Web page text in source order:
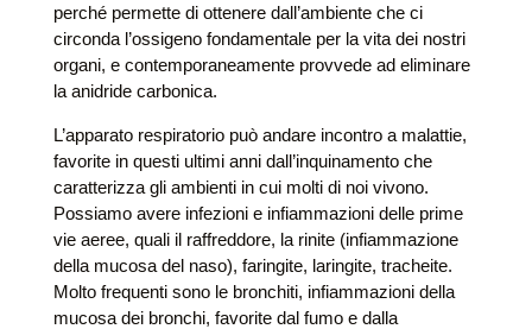
perché permette di ottenere dall’ambiente che ci
circonda l’ossigeno fondamentale per la vita dei nostri
organi, e contemporaneamente provvede ad eliminare
la anidride carbonica.
L’apparato respiratorio può andare incontro a malattie,
favorite in questi ultimi anni dall’inquinamento che
caratterizza gli ambienti in cui molti di noi vivono.
Possiamo avere infezioni e infiammazioni delle prime
vie aeree, quali il raffreddore, la rinite (infiammazione
della mucosa del naso), faringite, laringite, tracheite.
Molto frequenti sono le bronchiti, infiammazioni della
mucosa dei bronchi, favorite dal fumo e dalla